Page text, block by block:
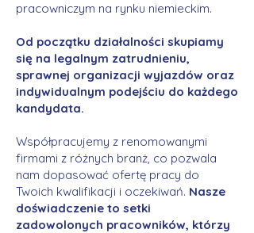
pracowniczym na rynku niemieckim.
Od początku działalności skupiamy
się na legalnym zatrudnieniu,
sprawnej organizacji wyjazdów oraz
indywidualnym podejściu do każdego
kandydata.
Współpracujemy z renomowanymi
firmami z różnych branż, co pozwala
nam dopasować ofertę pracy do
Twoich kwalifikacji i oczekiwań. Nasze
doświadczenie to setki
zadowolonych pracowników, którzy